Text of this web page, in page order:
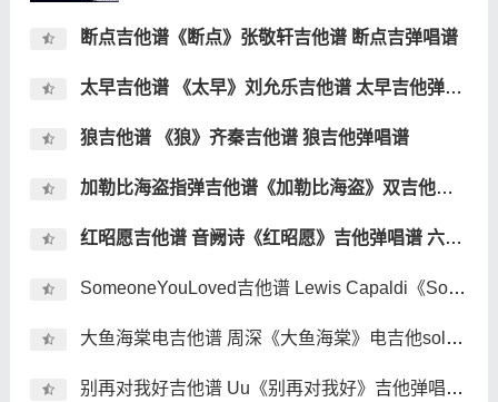
断点吉他谱《断点》张敬轩吉他谱 断点吉弹唱谱
太早吉他谱 《太早》刘允乐吉他谱 太早吉他弹唱谱
狼吉他谱 《狼》齐秦吉他谱 狼吉他弹唱谱
加勒比海盗指弹吉他谱《加勒比海盗》双吉他指弹吉他谱
红昭愿吉他谱 音阙诗《红昭愿》吉他弹唱谱 六线谱
SomeoneYouLoved吉他谱 Lewis Capaldi《Someone You Loved》吉他弹唱谱
大鱼海棠电吉他谱 周深《大鱼海棠》电吉他solo谱 独奏谱
别再对我好吉他谱 Uu《别再对我好》吉他弹唱谱 六线谱